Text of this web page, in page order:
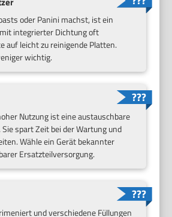
oder Panini machst, ist ein
integrierter Dichtung oft
auf leicht zu reinigende Platten.
wichtig.
Nutzung ist eine austauschbare
spart Zeit bei der Wartung und
Wähle ein Gerät bekannter
Ersatzteilversorgung.
und verschiedene Füllungen